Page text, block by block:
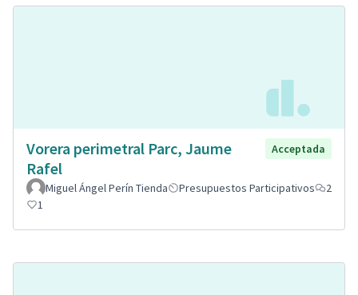
Vorera perimetral Parc, Jaume
Rafel
Acceptada
Miguel Ángel Perín Tienda Presupuestos Participativos
2
1